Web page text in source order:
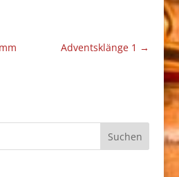
Adventsklänge 1 →